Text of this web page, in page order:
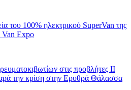
του 100% ηλεκτρικού SuperVan της
Van Expo
στις προβλήτες ΙΙ
την κρίση στην Ερυθρά Θάλασσα